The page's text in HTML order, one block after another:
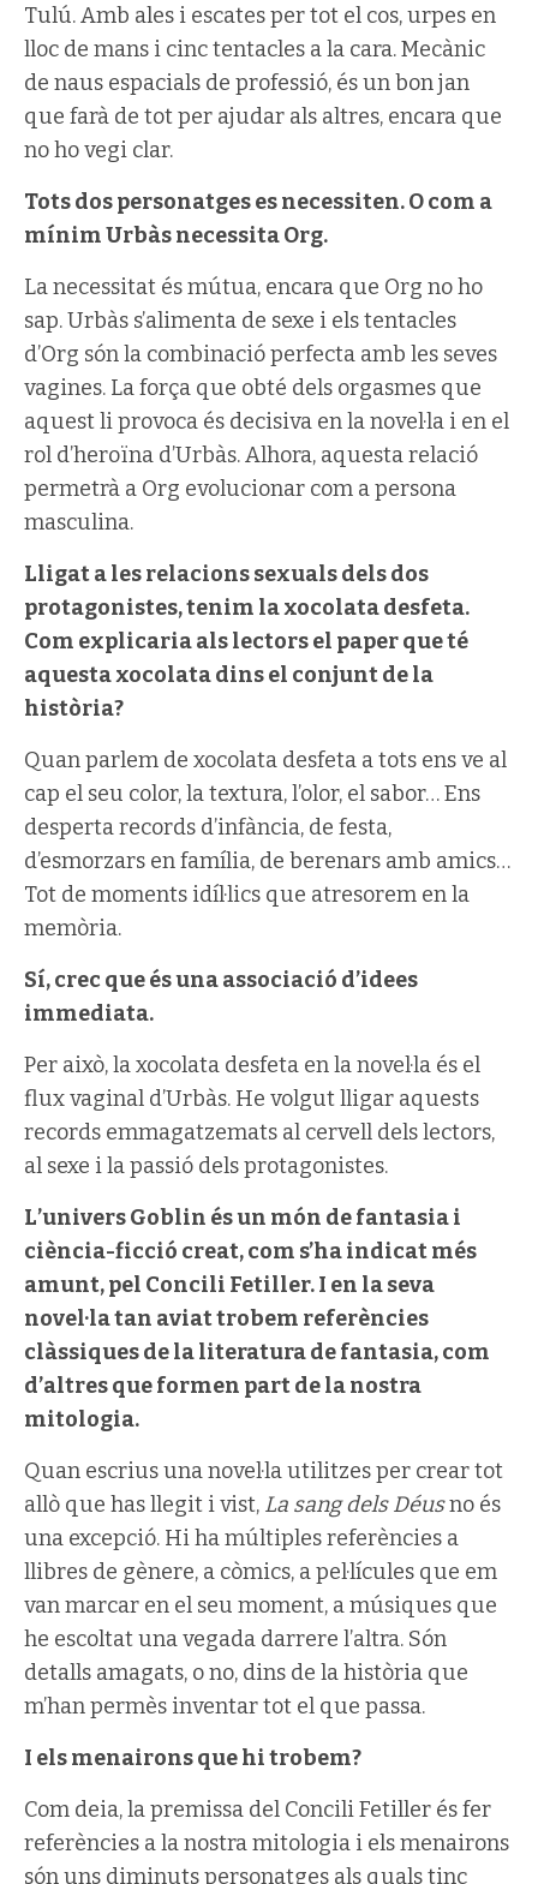
Tulú. Amb ales i escates per tot el cos, urpes en
lloc de mans i cinc tentacles a la cara. Mecànic
de naus espacials de professió, és un bon jan
que farà de tot per ajudar als altres, encara que
no ho vegi clar.
Tots dos personatges es necessiten. O com a
mínim Urbàs necessita Org.
La necessitat és mútua, encara que Org no ho
sap. Urbàs s’alimenta de sexe i els tentacles
d’Org són la combinació perfecta amb les seves
vagines. La força que obté dels orgasmes que
aquest li provoca és decisiva en la novel·la i en el
rol d’heroïna d’Urbàs. Alhora, aquesta relació
permetrà a Org evolucionar com a persona
masculina.
Lligat a les relacions sexuals dels dos
protagonistes, tenim la xocolata desfeta.
Com explicaria als lectors el paper que té
aquesta xocolata dins el conjunt de la
història?
Quan parlem de xocolata desfeta a tots ens ve al
cap el seu color, la textura, l’olor, el sabor… Ens
desperta records d’infància, de festa,
d’esmorzars en família, de berenars amb amics…
Tot de moments idíl·lics que atresorem en la
memòria.
Sí, crec que és una associació d’idees
immediata.
Per això, la xocolata desfeta en la novel·la és el
flux vaginal d’Urbàs. He volgut lligar aquests
records emmagatzemats al cervell dels lectors,
al sexe i la passió dels protagonistes.
L’univers Goblin és un món de fantasia i
ciència-ficció creat, com s’ha indicat més
amunt, pel Concili Fetiller. I en la seva
novel·la tan aviat trobem referències
clàssiques de la literatura de fantasia, com
d’altres que formen part de la nostra
mitologia.
Quan escrius una novel·la utilitzes per crear tot
allò que has llegit i vist, La sang dels Déusno és
una excepció. Hi ha múltiples referències a
llibres de gènere, a còmics, a pel·lícules que em
van marcar en el seu moment, a músiques que
he escoltat una vegada darrere l’altra. Són
detalls amagats, o no, dins de la història que
m’han permès inventar tot el que passa.
I els menairons que hi trobem?
Com deia, la premissa del Concili Fetiller és fer
referències a la nostra mitologia i els menairons
són uns diminuts personatges als quals tinc